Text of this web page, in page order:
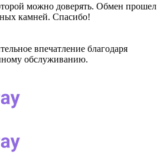
можно доверять. Обмен прошел
камней. Спасибо!
впечатление благодаря
обслуживанию.